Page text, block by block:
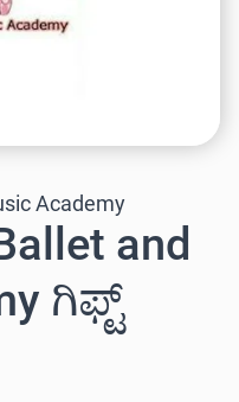
Academy
and
ಗಿಫ್ಟ್